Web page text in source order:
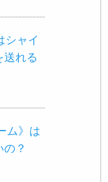
シャイ
送れる
ム》は
？